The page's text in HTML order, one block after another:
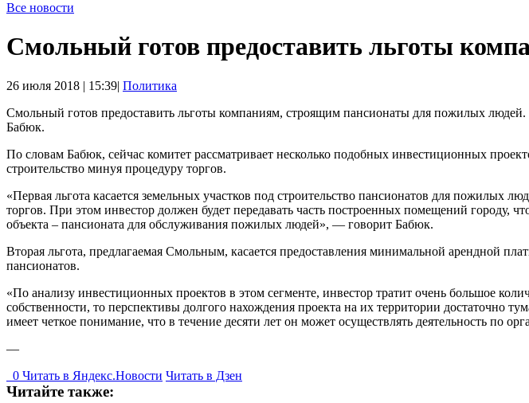
Все новости
Смольный готов предоставить льготы
26 июля 2018 | 15:39| Политика
Смольный готов предоставить льготы компаниям, строящим пансионаты для пожилых
Бабюк.
По словам Бабюк, сейчас комитет рассматривает несколько подобных инвестиционных
строительство минуя процедуру торгов.
«Первая льгота касается земельных участков под строительство пансионатов для пожилых
торгов. При этом инвестор должен будет передавать часть построенных помещений городу,
объекта – пансионата для обслуживания пожилых людей», — говорит Бабюк.
Вторая льгота, предлагаемая Смольным, касается предоставления минимальной арендной
пансионатов.
«По анализу инвестиционных проектов в этом сегменте, инвестор тратит очень большое
собственности, то перспективы долгого нахождения проекта на их территории достаточно
имеет четкое понимание, что в течение десяти лет он может осуществлять деятельность
—
0 Читать в Яндекс.Новости Читать в Дзен
Читайте также: